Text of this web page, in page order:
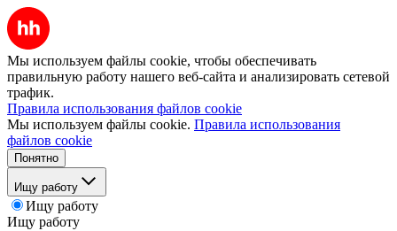
Мы используем файлы cookie, чтобы обеспечивать
правильную работу нашего веб-сайта и анализировать сетевой
трафик.
Правила использования файлов cookie
Мы используем файлы cookie. Правила использования
файлов cookie
Понятно
Ищу работу
Ищу работу
Ищу работу